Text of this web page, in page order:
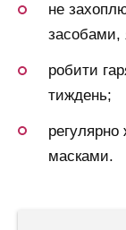
не
засобами,
робити
тиждень;
регулярно
масками.